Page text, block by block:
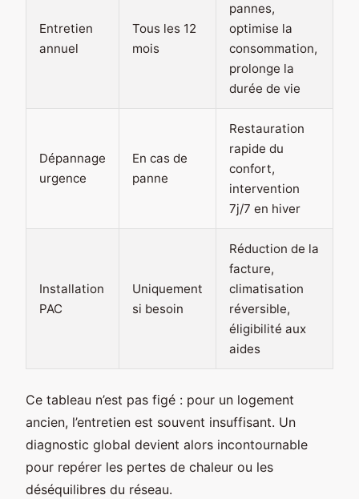
Entretien
annuel
Tous les 12
mois
pannes,
optimise la
consommation,
prolonge la
durée de vie
Dépannage
urgence
En cas de
panne
Restauration
rapide du
confort,
intervention
7j/7 en hiver
Installation
PAC
Uniquement
si besoin
Réduction de la
facture,
climatisation
réversible,
éligibilité aux
aides
Ce tableau n’est pas figé : pour un logement
ancien, l’entretien est souvent insuffisant. Un
diagnostic global devient alors incontournable
pour repérer les pertes de chaleur ou les
déséquilibres du réseau.